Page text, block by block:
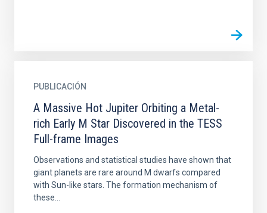
PUBLICACIÓN
A Massive Hot Jupiter Orbiting a Metal-
rich Early M Star Discovered in the TESS
Full-frame Images
Observations and statistical studies have shown that
giant planets are rare around M dwarfs compared
with Sun-like stars. The formation mechanism of
these...